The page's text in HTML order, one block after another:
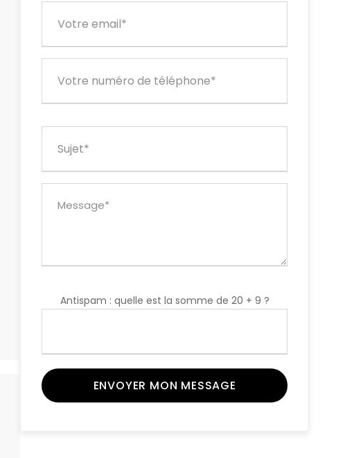
Antispam : quelle est la somme de 20 + 9 ?